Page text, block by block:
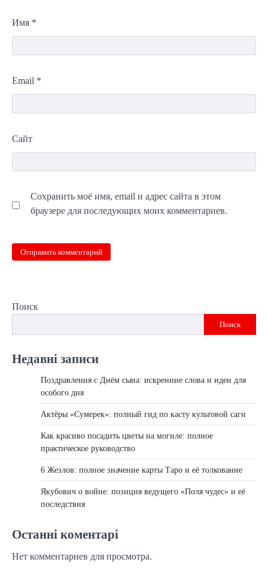
Имя *
Email *
Сайт
Сохранить моё имя, email и адрес сайта в этом
браузере для последующих моих комментариев.
Поиск
Поиск
Недавні записи
Поздравления с Днём сына: искренние слова и идеи для
особого дня
Актёры «Сумерек»: полный гид по касту культовой саги
Как красиво посадить цветы на могиле: полное
практическое руководство
6 Жезлов: полное значение карты Таро и её толкование
Якубович о войне: позиция ведущего «Поля чудес» и её
последствия
Останні коментарі
Нет комментариев для просмотра.